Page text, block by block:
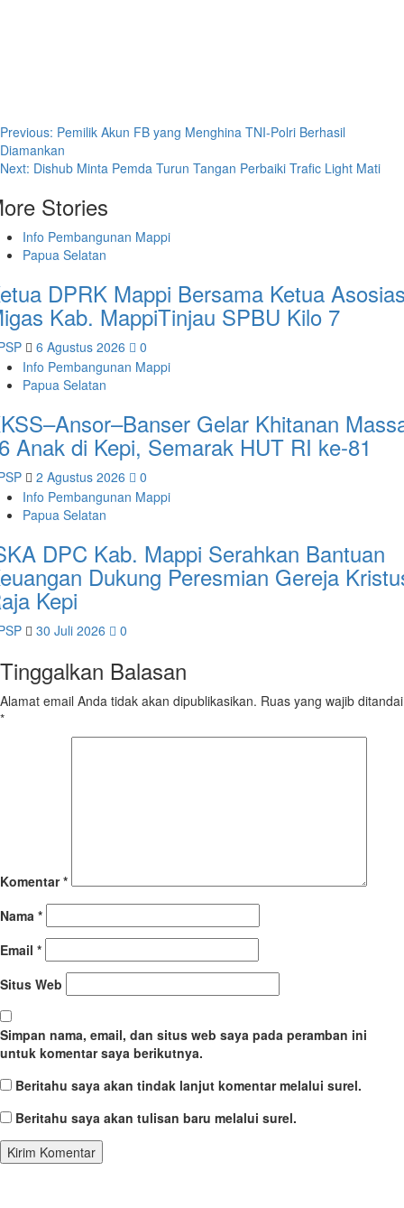
Post
navigation
Previous: Pemilik Akun FB yang Menghina TNI-Polri Berhasil
Diamankan
Next: Dishub Minta Pemda Turun Tangan Perbaiki Trafic Light Mati
Stories
Info Pembangunan Mappi
Papua Selatan
DPRK Mappi Bersama Ketua
Kab. MappiTinjau SPBU Kilo 7
6 Agustus 2026
0
Info Pembangunan Mappi
Papua Selatan
Gelar Khitanan
Anak di Kepi, Semarak HUT RI ke-81
2 Agustus 2026
0
Info Pembangunan Mappi
Papua Selatan
DPC Kab. Mappi Serahkan Bantuan
Dukung Peresmian Gereja
Kepi
30 Juli 2026 0
Tinggalkan Balasan
Alamat email Anda tidak akan dipublikasikan. Ruas yang wajib ditandai
*
Komentar*
Nama *
Email *
Situs Web
Simpan nama, email, dan situs web saya pada peramban ini
untuk komentar saya berikutnya.
Beritahu saya akan tindak lanjut komentar melalui surel.
Beritahu saya akan tulisan baru melalui surel.